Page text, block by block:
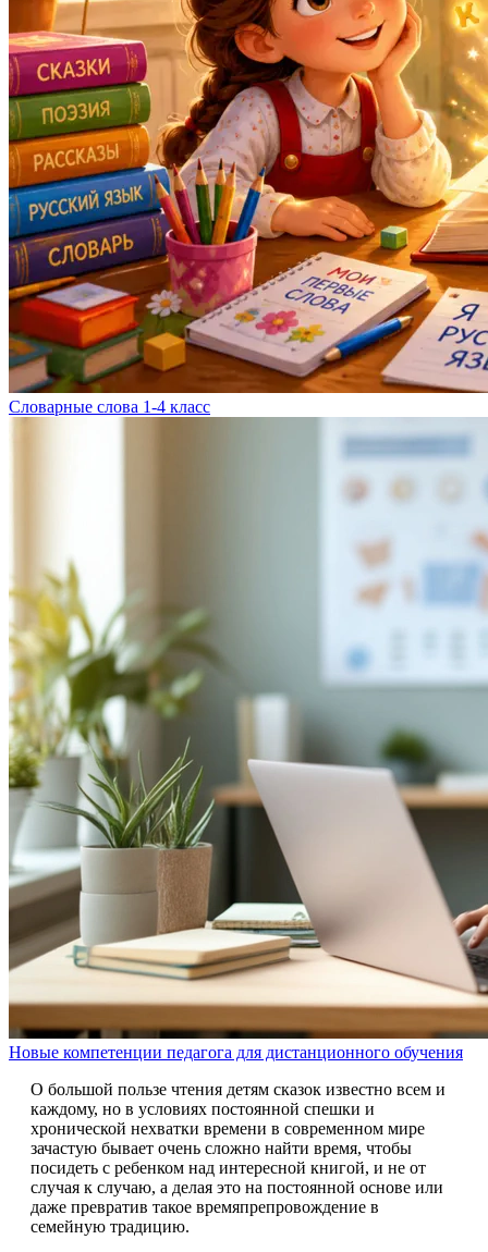
Словарные слова 1-4 класс
Новые компетенции педагога для дистанционного обучения
О большой пользе чтения детям сказок известно всем и
каждому, но в условиях постоянной спешки и
хронической нехватки времени в современном мире
зачастую бывает очень сложно найти время, чтобы
посидеть с ребенком над интересной книгой, и не от
случая к случаю, а делая это на постоянной основе или
даже превратив такое времяпрепровождение в
семейную традицию.